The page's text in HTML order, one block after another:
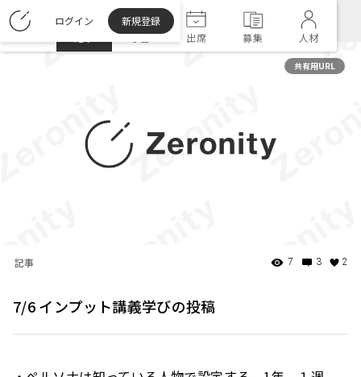
ログイン
新規登録
学習 出席 募集 人材
共有用URL
記事 7 3 2
7/6 インプット講義学びの投稿